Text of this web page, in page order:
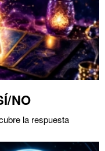
NO
la respuesta